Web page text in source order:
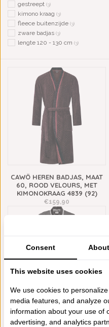
gestreept (3)
kimono kraag (3)
fleece buitenzijde (3)
zware badjas (3)
lengte 120 - 130 cm (3)
CAWÖ HEREN BADJAS, MAAT
60, ROOD VELOURS, MET
KIMONOKRAAG 4839 (92)
€159,90
CAWÖ HEREN BADJAS
ZWART/ZILVER VELOURS, MET
Consent
This website uses cookies
We use cookies to
media features, and analyze
information about your use of
advertising, and analytics